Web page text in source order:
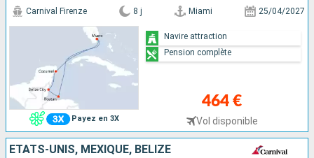
Payez en 3X
Carnival Firenze 8 j Miami 25/04/2027
464 €
Vol disponible
Navire attraction
Pension complète
ÉTATS-UNIS, MEXIQUE, BELIZE